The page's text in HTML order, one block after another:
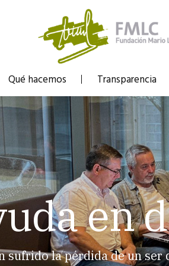
Qué hacemos Transparencia
sufrido la pérdida de un ser
en